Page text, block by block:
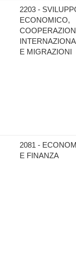
2203 -
ECONOMICO,
E MIGRAZIONI
2081 -
E FINANZA